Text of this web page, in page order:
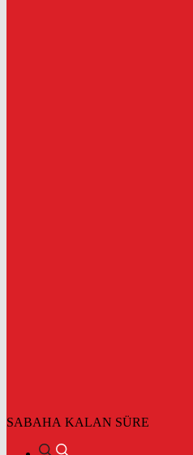
SABAHA KALAN SÜRE